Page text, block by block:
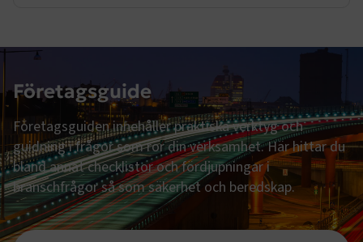
Företagsguide
Företagsguiden innehåller praktiska verktyg och
guidning i frågor som rör din verksamhet. Här hittar du
bland annat checklistor och fördjupningar i
branschfrågor så som säkerhet och beredskap.